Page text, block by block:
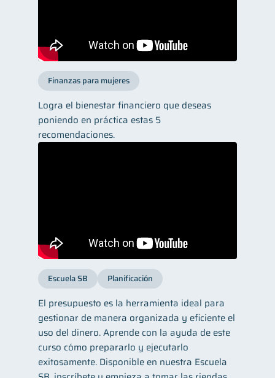
Finanzas para mujeres
Logra el bienestar financiero que deseas
poniendo en práctica estas 5
recomendaciones.
Escuela SB Planificación
El presupuesto es la herramienta ideal para
gestionar de manera organizada y eficiente el
uso del dinero. Aprende con la ayuda de este
curso cómo prepararlo y ejecutarlo
exitosamente. Disponible en nuestra Escuela